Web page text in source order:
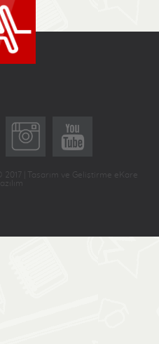
| Tasarım ve Geliştirme eKare
Yazılım